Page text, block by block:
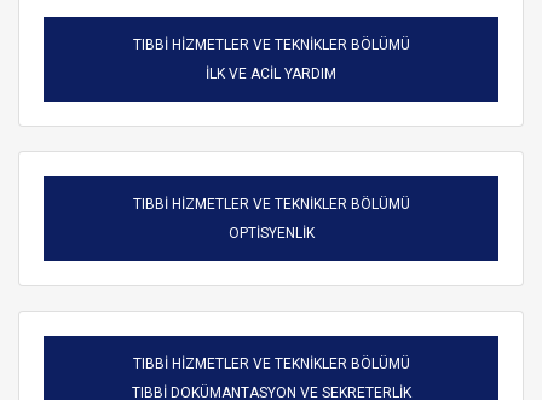
TIBBİ HİZMETLER VE TEKNİKLER BÖLÜMÜ
İLK VE ACİL YARDIM
TIBBİ HİZMETLER VE TEKNİKLER BÖLÜMÜ
OPTİSYENLİK
TIBBİ HİZMETLER VE TEKNİKLER BÖLÜMÜ
TIBBİ DOKÜMANTASYON VE SEKRETERLİK